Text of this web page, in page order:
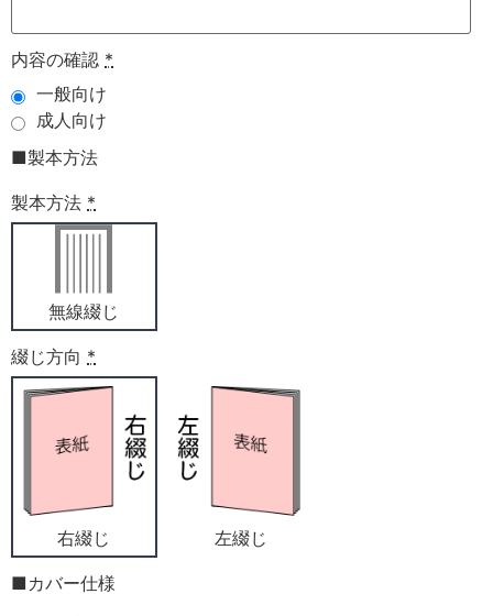
内容の確認 *
一般向け
成人向け
■製本方法
製本方法 *
無線綴じ
綴じ方向 *
右綴じ 左綴じ
■カバー仕様